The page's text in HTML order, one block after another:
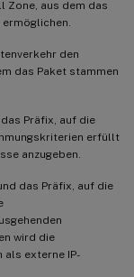
Zone, aus dem das
ermöglichen.
den
das Paket stammen
das Präfix, auf die
erfüllt
anzugeben.
das Präfix, auf die
wird die
als externe IP-